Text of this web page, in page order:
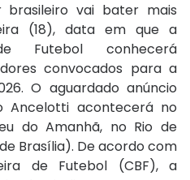
vai bater mais
(18), data em que a
Futebol conhecerá
convocados para a
O aguardado anúncio
Ancelotti acontecerá no
do Amanhã, no Rio de
Brasília). De acordo com
de Futebol (CBF), a